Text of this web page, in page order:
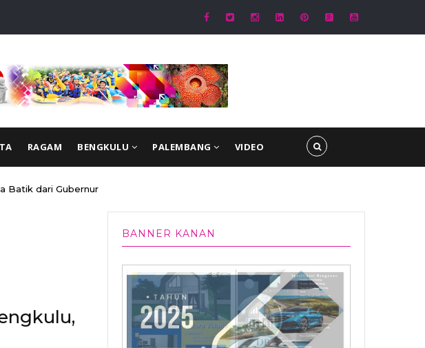
35.936 Anak Muda Main Bareng di Kapolri Cup 2026, Wakapolri: Jangan Cuma Jadi
Jadilah Talenta Digital
RAGAM BENGKULU PALEMBANG VIDEO
Batik dari Gubernur
BANNER KANAN